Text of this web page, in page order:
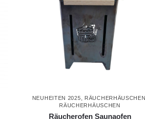
NEUHEITEN 2025 RÄUCHERHÄUSCHEN
RÄUCHERHÄUSCHEN
Räucherofen Saunaofen